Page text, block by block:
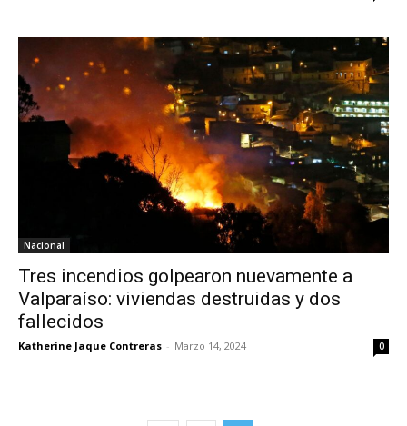
Nacional
Tres incendios golpearon nuevamente a
Valparaíso: viviendas destruidas y dos
fallecidos
Katherine Jaque Contreras - Marzo 14, 2024 0